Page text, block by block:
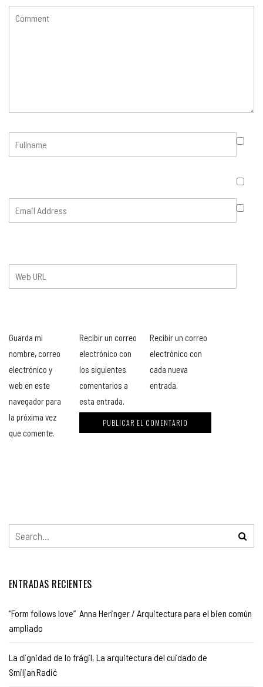
Guarda mi
nombre, correo
electrónico y
web en este
navegador para
la próxima vez
que comente.
Recibir un correo
electrónico con
los siguientes
comentarios a
esta entrada.
Recibir un correo
electrónico con
cada nueva
entrada.
ENTRADAS RECIENTES
“Form follows love” Anna Heringer / Arquitectura para el bien común
ampliado
La dignidad de lo frágil, La arquitectura del cuidado de
Smiljan Radić